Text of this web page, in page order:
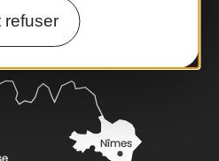
refuser